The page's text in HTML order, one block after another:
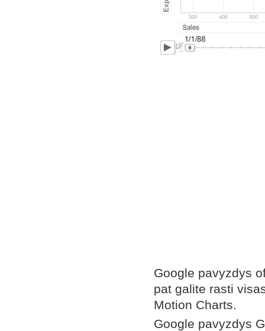
Google pavyzdys
pat galite rasti
Motion Charts.
Google pavyzdys